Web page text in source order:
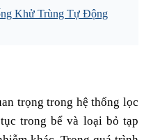
Khử Trùng Tự Động
trọng trong hệ thống lọc
trong bể và loại bỏ tạp